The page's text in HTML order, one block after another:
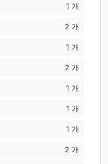
1 개
2 개
1 개
2 개
1 개
1 개
1 개
2 개